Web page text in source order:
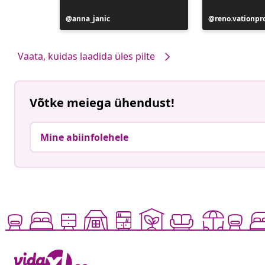
Postitus
avaldatud
anna_janic
Postitus
avaldatud
Vaata, kuidas laadida üles pilte
Võtke meiega ühendust!
Mine abiinfolehele